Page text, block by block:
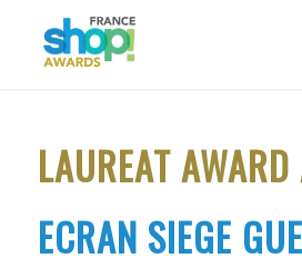
LAUREAT
ECRAN SIEGE